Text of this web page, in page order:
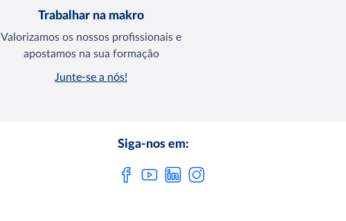
Trabalhar na makro
Valorizamos os nossos profissionais e
apostamos na sua formação
Junte-se a nós!
Siga-nos em: